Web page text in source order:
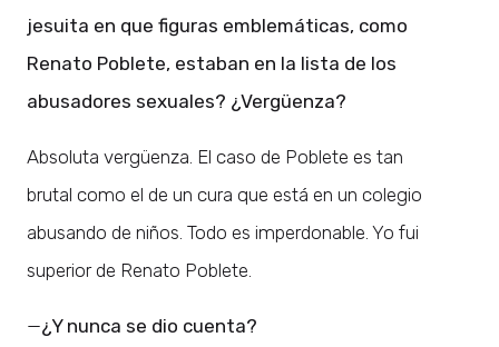
jesuita en que figuras emblemáticas, como
Renato Poblete, estaban en la lista de los
abusadores sexuales? ¿Vergüenza?
Absoluta vergüenza. El caso de Poblete es tan
brutal como el de un cura que está en un colegio
abusando de niños. Todo es imperdonable. Yo fui
superior de Renato Poblete.
—¿Y nunca se dio cuenta?